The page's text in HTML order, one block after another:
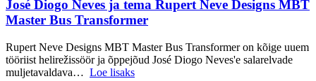
José Diogo Neves ja tema Rupert Neve Designs MBT
Master Bus Transformer
Rupert Neve Designs MBT Master Bus Transformer on kõige uuem
tööriist helirežissöör ja õppejõud José Diogo Neves'e salarelvade
muljetavaldava… Loe lisaks